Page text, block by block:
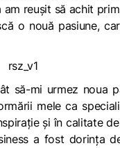
reușit să achit
o nouă pasiune,
să-mi urmez noua
mele ca
și în calitate
a fost dorința